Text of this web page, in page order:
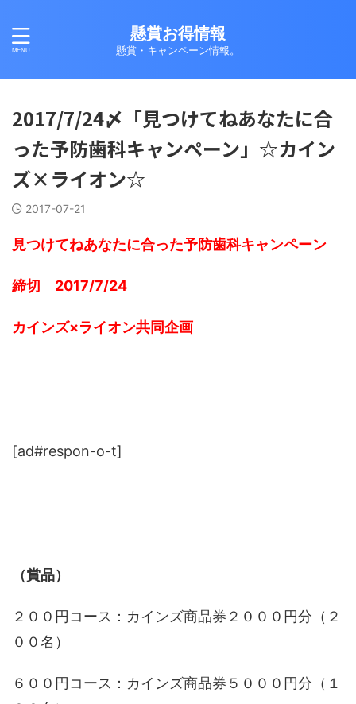
懸賞お得情報
懸賞・キャンペーン情報。
2017/7/24〆「見つけてねあなたに合
った予防歯科キャンペーン」☆カイン
ズ×ライオン☆
2017-07-21
見つけてねあなたに合った予防歯科キャンペーン
締切 2017/7/24
カインズ×ライオン共同企画
[ad#respon-o-t]
（賞品）
２００円コース：カインズ商品券２０００円分（２
００名）
６００円コース：カインズ商品券５０００円分（１